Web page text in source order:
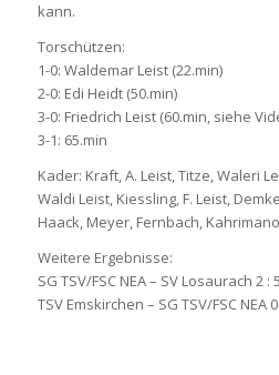
kann.
Torschützen:
1-0: Waldemar Leist (22.min)
2-0: Edi Heidt (50.min)
3-0: Friedrich Leist (60.min, siehe
3-1: 65.min
Kader: Kraft, A. Leist, Titze, Waleri
Waldi Leist, Kiessling, F. Leist,
Haack, Meyer, Fernbach,
Weitere Ergebnisse:
SG TSV/FSC NEA – SV Losaurach 2 : 5
TSV Emskirchen – SG TSV/FSC NEA